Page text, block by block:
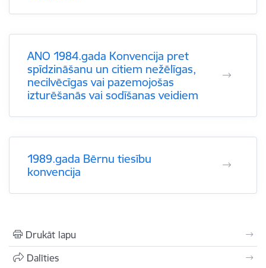
ANO 1984.gada Konvencija pret
spīdzināšanu un citiem nežēlīgas,
necilvēcīgas vai pazemojošas
izturēšanās vai sodīšanas veidiem
1989.gada Bērnu tiesību
konvencija
Drukāt lapu
Dalīties